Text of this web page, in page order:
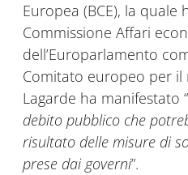
Europea (BCE), la quale
Commissione Affari
dell’Europarlamento
Comitato europeo per il
Lagarde ha manifestato “
debito pubblico che
risultato delle misure di
prese dai governi”.